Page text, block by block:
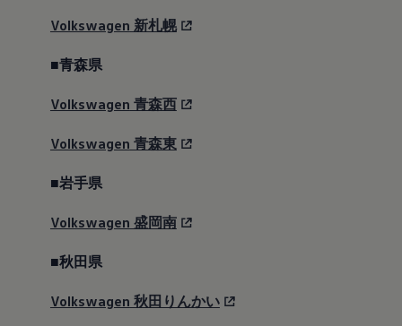
アクセサリー
Lifestyle & goods
リサイクルへの取組み
警告灯とインジケーターランプ
特定整備情報
ユーザーガイド
安心プログラム
メンテナンスプログラム
認定中古車
“Certified Pre-Owned”の品質とは
Volkswagen 新札幌
■青森県
Volkswagen 青森西
Volkswagen 青森東
■岩手県
Volkswagen 盛岡南
■秋田県
Volkswagen 秋田りんかい